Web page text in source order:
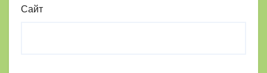
Сайт